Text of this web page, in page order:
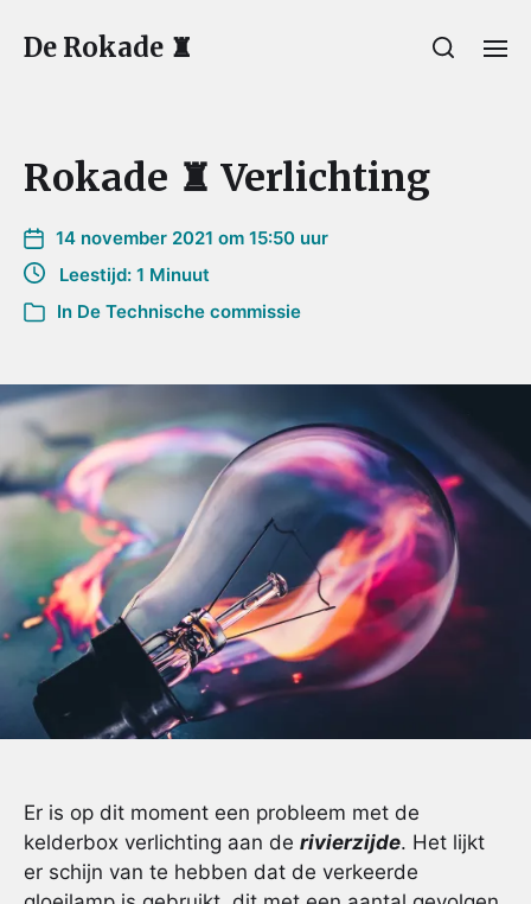
De Rokade ♜
Rokade ♜ Verlichting
14 november 2021 om 15:50 uur
Leestijd: 1 Minuut
In De Technische commissie
Er is op dit moment een probleem met de
kelderbox verlichting aan de rivierzijde. Het lijkt
er schijn van te hebben dat de verkeerde